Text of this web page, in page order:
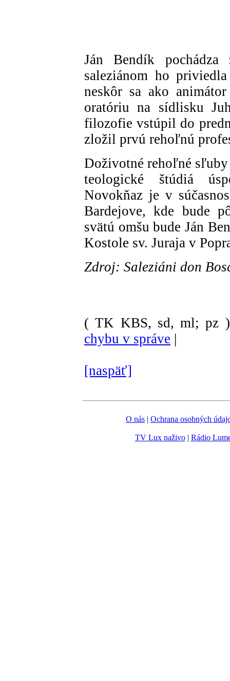
Ján Bendík
saleziánom ho
neskôr sa ako
oratóriu na sídlisku
filozofie vstúpil do
zložil prvú rehoľnú
Doživotné rehoľné
teologické štúdiá
Novokňaz je v
Bardejove, kde bude
svätú omšu bude Ján
Kostole sv. Juraja v
Zdroj: Saleziáni don
( TK KBS, sd, ml; pz )
chybu v správe |
[naspäť]
O nás | Ochrana osobných
TV Lux naživo| Rádio